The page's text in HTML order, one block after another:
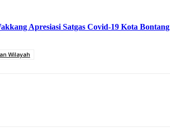
Apresiasi Satgas Covid-19 Kota Bontang
Wilayah